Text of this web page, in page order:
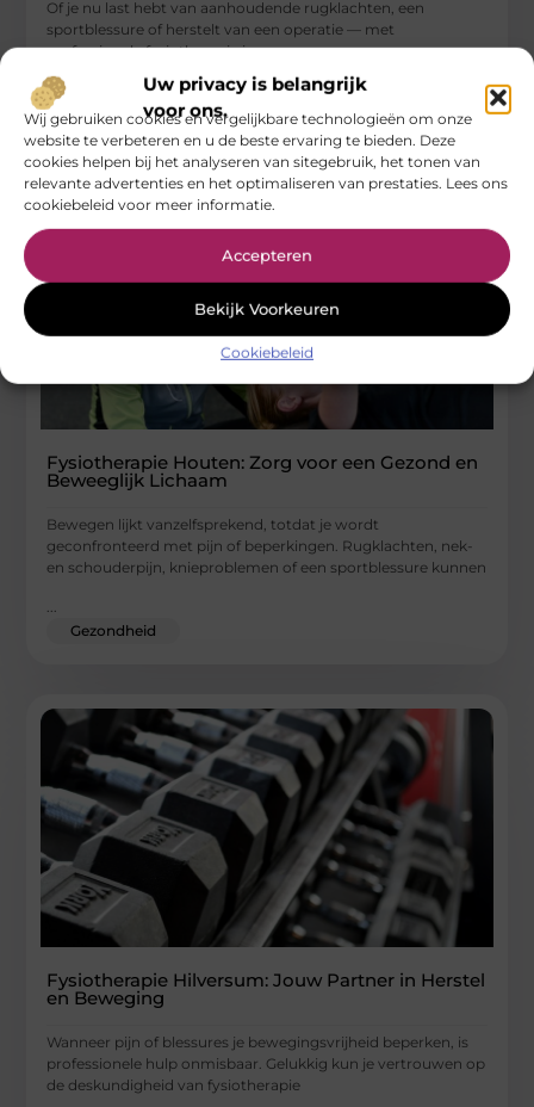
Uw privacy is belangrijk
voor ons.
Wij gebruiken cookies en vergelijkbare technologieën om onze
website te verbeteren en u de beste ervaring te bieden. Deze
cookies helpen bij het analyseren van sitegebruik, het tonen van
relevante advertenties en het optimaliseren van prestaties. Lees ons
cookiebeleid voor meer informatie.
Accepteren
Bekijk Voorkeuren
Cookiebeleid
Of je nu last hebt van aanhoudende rugklachten, een
sportblessure of herstelt van een operatie — met
professionele fysiotherapie in
...
Gezondheid
Fysiotherapie Houten: Zorg voor een Gezond en
Beweeglijk Lichaam
Bewegen lijkt vanzelfsprekend, totdat je wordt
geconfronteerd met pijn of beperkingen. Rugklachten, nek-
en schouderpijn, knieproblemen of een sportblessure kunnen
Gezondheid
Fysiotherapie Hilversum: Jouw Partner in Herstel
en Beweging
Wanneer pijn of blessures je bewegingsvrijheid beperken, is
professionele hulp onmisbaar. Gelukkig kun je vertrouwen op
de deskundigheid van fysiotherapie